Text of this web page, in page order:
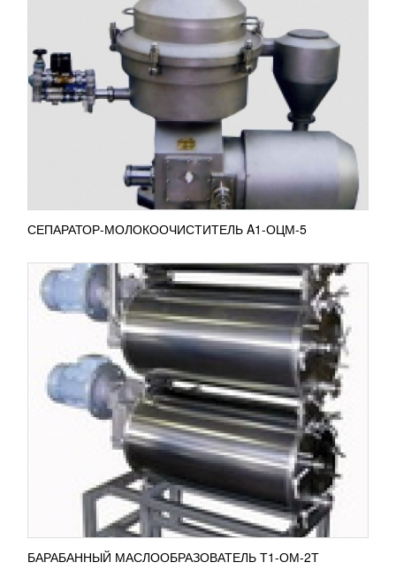
СЕПАРАТОР-МОЛОКООЧИСТИТЕЛЬ A1-ОЦМ-5
БАРАБАННЫЙ МАСЛООБРАЗОВАТЕЛЬ Т1-
754 287RUB
Барабанный маслообразователь Т1-ОМ-2Т
используется для переработки сливок и является
основным элементом автоматизированной
поточной линии...
БАРАБАННЫЙ МАСЛООБРАЗОВАТЕЛЬ Т1-ОМ-2Т
СЕПАРАТОР Ж5-ОМ2Е-С
3 006 081RUB
Сепаратор Ж5-ОМ2Е-С применяется для очистки
молока от всевозможных механических примесей
и слизи, появляющейся при обработке молока.
Примеси и слизь...
ПОДРОБНЕЕ